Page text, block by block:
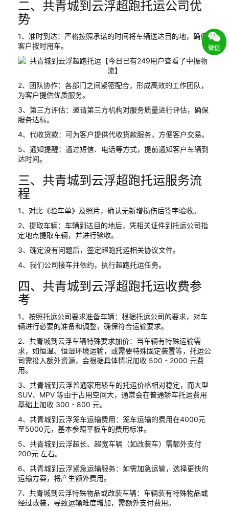
二、共青城到云浮超跑托运公司优
势
1、准时到达：严格按照承诺的时间将车辆送达目的地，确保
客户按时用车。
2、团队协作：各部门之间紧密配合，形成高效的工作团队，
为客户提供优质服务。
3、第三方评估：邀请第三方机构对服务质量进行评估，确保
服务达标。
4、代收货款：可为客户提供代收货款服务，方便客户交易。
5、通知提醒：通过短信、电话等方式，提前通知客户车辆到
达时间。
三、共青城到云浮超跑托运服务流
程
1、对比《验车单》及照片，确认无新增损伤后签字验收。
2、提取车辆：车辆到达目的地后，凭相关证件到托运公司指
定地点提取车辆，并进行验收。
3、确定没有问题后，签定超跑托运相关协议文件。
4、我们公司接车并依约，执行超跑托运任务。
四、共青城到云浮超跑托运收费参
考
1、按照托运公司要求准备车辆：根据托运公司的要求，对车
辆进行必要的准备和调整，确保符合运输要求。
2、共青城到云浮车辆特殊要求加价：当车辆有特殊运输需
求，如恒温、恒湿环境运输，或需要特殊固定装置等，托运公
司需投入额外资源，会根据具体情况加收 500 - 2000 元费
用。
3、共青城到云浮普通家用轿车的托运价格相对稳定，而大型
SUV、MPV 等由于占用空间大，通常会在普通轿车托运费用
基础上加收 300 - 800 元。
4、共青城到云浮笼车运输费用：笼车运输的费用在4000元
至5000元，基本参照平板车的费用标准。
5、共青城到云浮超长、超宽车辆（如改装车）需额外支付
200元 左右。
6、共青城到云浮紧急运输服务：如需加急运输，选择更快的
运输方案，将产生额外费用。
7、共青城到云浮特殊物品或改装车辆：车辆装有特殊物品或
经过改装，导致运输难度增加，需额外支付费用。
微信